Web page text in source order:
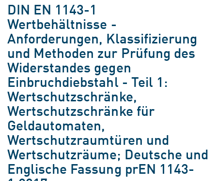
DIN EN 1143-1
Wertbehältnisse -
Anforderungen, Klassifizierung
und Methoden zur Prüfung des
Widerstandes gegen
Einbruchdiebstahl - Teil 1:
Wertschutzschränke,
Wertschutzschränke für
Geldautomaten,
Wertschutzraumtüren und
Wertschutzräume; Deutsche und
Englische Fassung prEN 1143-